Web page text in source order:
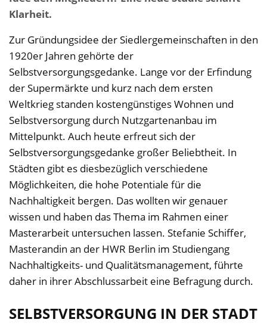
Klarheit.
Zur Gründungsidee der Siedlergemeinschaften in den
1920er Jahren gehörte der
Selbstversorgungsgedanke. Lange vor der Erfindung
der Supermärkte und kurz nach dem ersten
Weltkrieg standen kostengünstiges Wohnen und
Selbstversorgung durch Nutzgartenanbau im
Mittelpunkt. Auch heute erfreut sich der
Selbstversorgungsgedanke großer Beliebtheit. In
Städten gibt es diesbezüglich verschiedene
Möglichkeiten, die hohe Potentiale für die
Nachhaltigkeit bergen. Das wollten wir genauer
wissen und haben das Thema im Rahmen einer
Masterarbeit untersuchen lassen. Stefanie Schiffer,
Masterandin an der HWR Berlin im Studiengang
Nachhaltigkeits- und Qualitätsmanagement, führte
daher in ihrer Abschlussarbeit eine Befragung durch.
SELBSTVERSORGUNG IN DER STADT